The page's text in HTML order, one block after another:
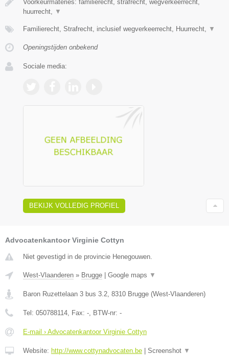
Voorkeurmateries: familierecht, strafrecht, wegverkeerrecht,
huurrecht, ▼
Familierecht, Strafrecht, inclusief wegverkeerrecht, Huurrecht, ▼
Openingstijden onbekend
Sociale media:
BEKIJK VOLLEDIG PROFIEL
Advocatenkantoor Virginie Cottyn
Niet gevestigd in de provincie Henegouwen.
West-Vlaanderen » Brugge Google maps ▼
Baron Ruzettelaan 3 bus 3.2 8310 Brugge (West-Vlaanderen)
Tel: 050788114 , Fax: - , BTW-nr: -
E-mail › Advocatenkantoor Virginie Cottyn
Website: http://www.cottynadvocaten.be Screenshot ▼